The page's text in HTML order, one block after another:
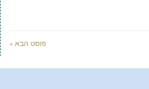
פוסט הבא »